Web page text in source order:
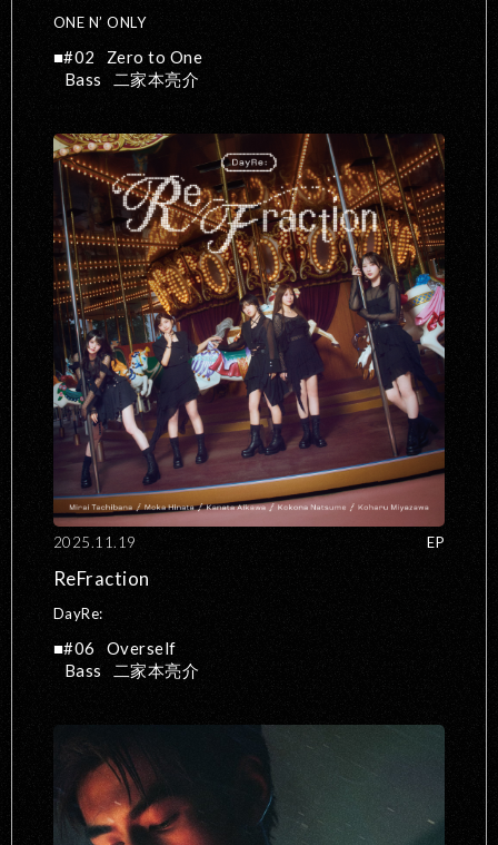
ONE N’ ONLY
#02
Zero to One
Bass
二家本亮介
2025.11.19 EP
ReFraction
DayRe:
#06
Overself
Bass
二家本亮介